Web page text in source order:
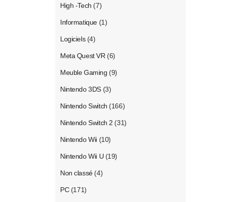
High -Tech (7)
Informatique (1)
Logiciels (4)
Meta Quest VR (6)
Meuble Gaming (9)
Nintendo 3DS (3)
Nintendo Switch (166)
Nintendo Switch 2 (31)
Nintendo Wii (10)
Nintendo Wii U (19)
Non classé (4)
PC (171)